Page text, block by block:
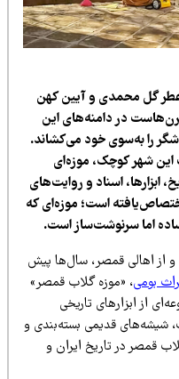
گل محمدی و آیین کهن
در دامنه‌های این
به‌سوی خود می‌کشاند.
کوچک، موزه‌ای
اسناد و روایت‌های
است؛ موزه‌ای که
سرنوشت‌ساز است.
قمصر، سال‌ها پیش
، «موزه گلاب قمصر»
ابزارهای تاریخی
قدیمی بسته‌بندی و
در تاریخ ایران و